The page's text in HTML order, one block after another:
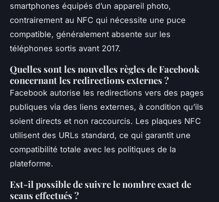
smartphones équipés d’un appareil photo,
contrairement au NFC qui nécessite une puce
compatible, généralement absente sur les
téléphones sortis avant 2017.
Quelles sont les nouvelles règles de Facebook
concernant les redirections externes ?
Facebook autorise les redirections vers des pages
publiques via des liens externes, à condition qu’ils
soient directs et non raccourcis. Les plaques NFC
utilisent des URLs standard, ce qui garantit une
compatibilité totale avec les politiques de la
plateforme.
Est-il possible de suivre le nombre exact de
scans effectués ?